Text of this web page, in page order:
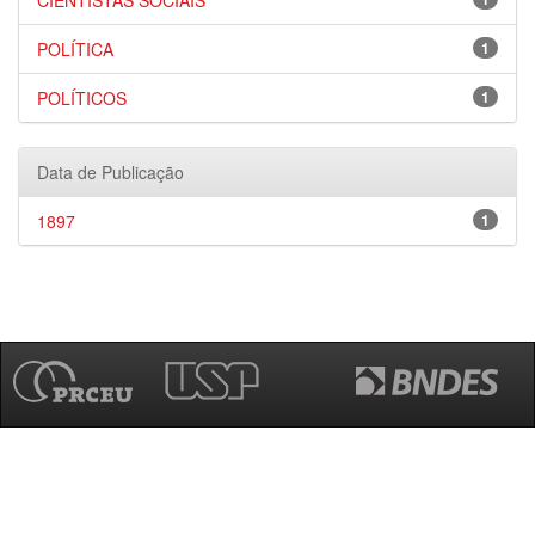
1
POLÍTICA
1
POLÍTICOS
Data de Publicação
1
1897